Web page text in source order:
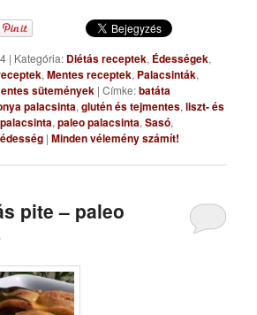
| Kategória: Diétás receptek, Édességek,
,Mentes receptek, Palacsinták,
sütemények |Címke:batáta
palacsinta,glutén és tejmentes,liszt- és
,paleo palacsinta,Sasó,
|Minden vélemény számít!
pite – paleo